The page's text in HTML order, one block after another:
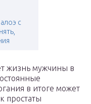
с
жизнь мужчины в
в итоге может
простаты